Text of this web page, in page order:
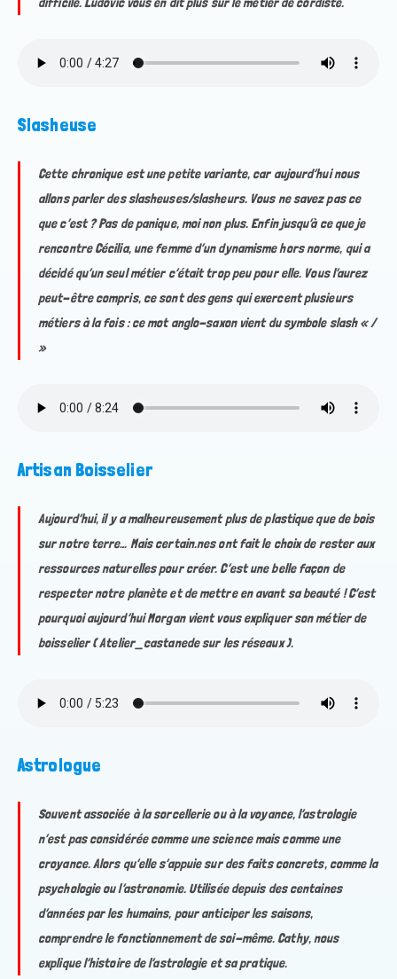
Slasheuse
Cette chronique est une petite variante, car aujourd’hui nous
allons parler des slasheuses/slasheurs. Vous ne savez pas ce
que c’est ? Pas de panique, moi non plus. Enfin jusqu’à ce que je
rencontre Cécilia, une femme d’un dynamisme hors norme, qui a
décidé qu’un seul métier c’était trop peu pour elle. Vous l’aurez
peut-être compris, ce sont des gens qui exercent plusieurs
métiers à la fois : ce mot anglo-saxon vient du symbole slash « /
»
Artisan Boisselier
Aujourd’hui, il y a malheureusement plus de plastique que de bois
sur notre terre… Mais certain.nes ont fait le choix de rester aux
ressources naturelles pour créer. C’est une belle façon de
respecter notre planète et de mettre en avant sa beauté ! C’est
pourquoi aujourd’hui Morgan vient vous expliquer son métier de
boisselier ( Atelier_castanede sur les réseaux ).
Astrologue
Souvent associée à la sorcellerie ou à la voyance, l’astrologie
n’est pas considérée comme une science mais comme une
croyance. Alors qu’elle s’appuie sur des faits concrets, comme la
psychologie ou l’astronomie. Utilisée depuis des centaines
d’années par les humains, pour anticiper les saisons,
comprendre le fonctionnement de soi-même. Cathy, nous
explique l’histoire de l’astrologie et sa pratique.